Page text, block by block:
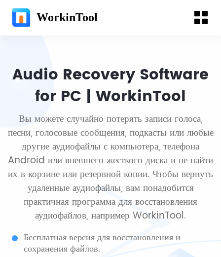
WorkinTool
Audio Recovery Software
for PC | WorkinTool
Вы можете случайно потерять записи голоса,
песни, голосовые сообщения, подкасты или любые
другие аудиофайлы с компьютера, телефона
Android или внешнего жесткого диска и не найти
их в корзине или резервной копии. Чтобы вернуть
удаленные аудиофайлы, вам понадобится
практичная программа для восстановления
аудиофайлов, например WorkinTool.
Бесплатная версия для восстановления и
сохранения файлов.